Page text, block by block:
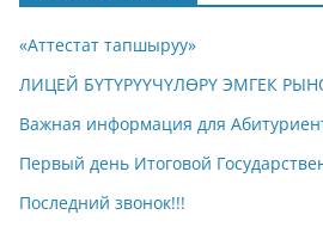
«Аттестат тапшыруу»
ЛИЦЕЙ БҮТҮРҮҮЧҮЛӨРҮ ЭМГЕК
Важная информация для
Первый день Итоговой
Последний звонок!!!